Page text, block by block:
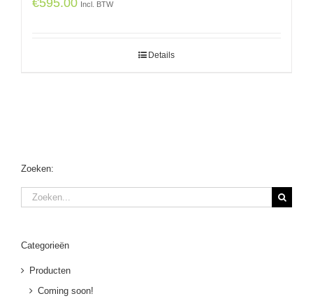
Incl. BTW
Details
Zoeken:
Zoeken
naar:
Categorieën
Producten
Coming soon!